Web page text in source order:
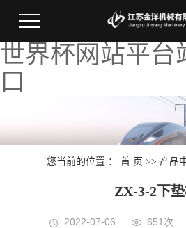
世界杯网站平台
口
您当前的位置 ：首 页 >> 产品
ZX-3-2下
2022-07-06 651次